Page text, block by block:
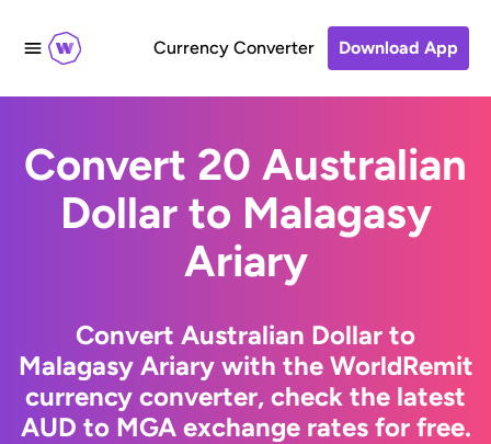
Currency Converter Download App
Convert 20 Australian
Dollar to Malagasy
Ariary
Convert Australian Dollar to
Malagasy Ariary with the WorldRemit
currency converter, check the latest
AUD to MGA exchange rates for free.